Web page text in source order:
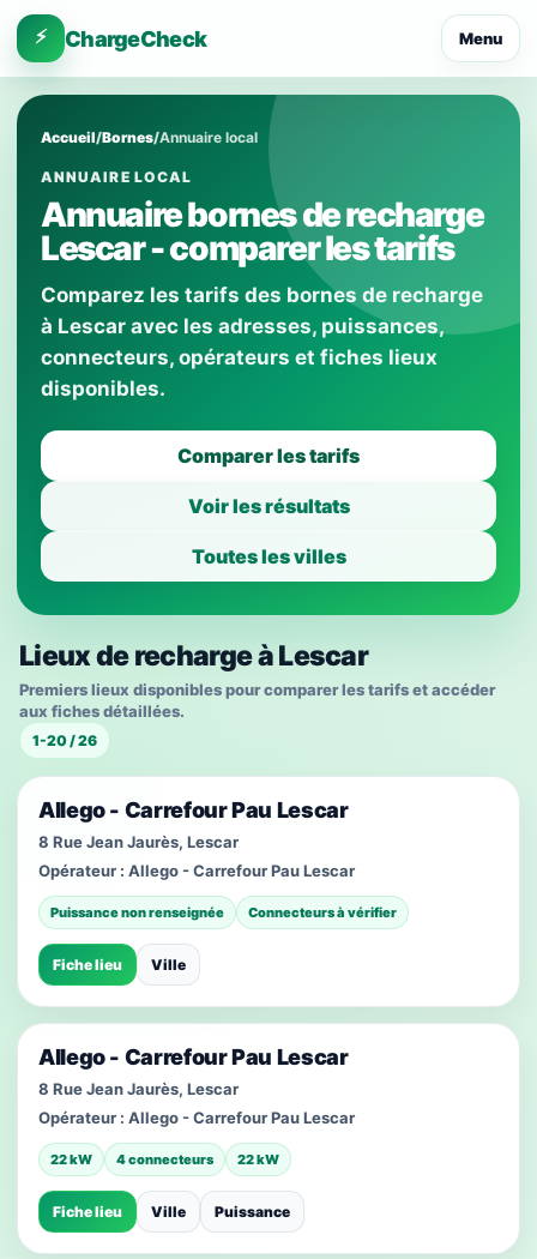
⚡ ChargeCheck Menu
Accueil/Bornes/Annuaire local
ANNUAIRE LOCAL
Annuaire bornes de recharge
Lescar - comparer les tarifs
Comparez les tarifs des bornes de recharge
à Lescar avec les adresses, puissances,
connecteurs, opérateurs et fiches lieux
disponibles.
Comparer les tarifs
Voir les résultats
Toutes les villes
Lieux de recharge à Lescar
Premiers lieux disponibles pour comparer les tarifs et accéder
aux fiches détaillées.
1-20 / 26
Allego - Carrefour Pau Lescar
8 Rue Jean Jaurès, Lescar
Opérateur : Allego - Carrefour Pau Lescar
Puissance non renseignée Connecteurs à vérifier
Fiche lieu Ville
Allego - Carrefour Pau Lescar
8 Rue Jean Jaurès, Lescar
Opérateur : Allego - Carrefour Pau Lescar
22 kW 4 connecteurs 22 kW
Fiche lieu Ville Puissance